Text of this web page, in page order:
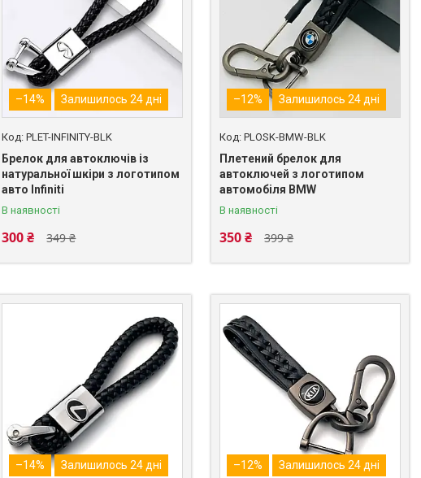
–14% Залишилось 24 дні
PLET-INFINITY-BLK
Брелок для автоключів із
натуральної шкіри з логотипом
авто Infiniti
В наявності
349 ₴
300 ₴
–12% Залишилось 24 дні
PLOSK-BMW-BLK
Плетений брелок для
автоключей з логотипом
автомобіля BMW
В наявності
399 ₴
350 ₴
–14% Залишилось 24 дні –12% Залишилось 24 дні